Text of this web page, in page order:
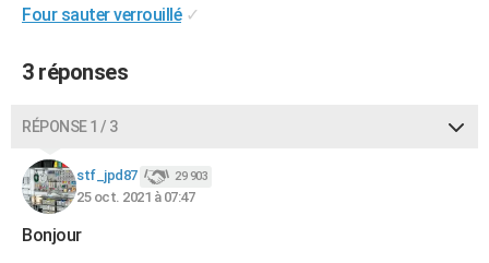
CARTE DE VOEUX
S'inscrire
Se connecter
Lycées
Collèges
Primaires
Universités
Entreprises
Service militaire
Avis de recherche
AVIS DE DÉCÈS
FORUM
Four sauter verrouillé ✓
3 réponses
RÉPONSE 1 / 3
stf_jpd87 29 903
25 oct. 2021 à 07:47
Bonjour